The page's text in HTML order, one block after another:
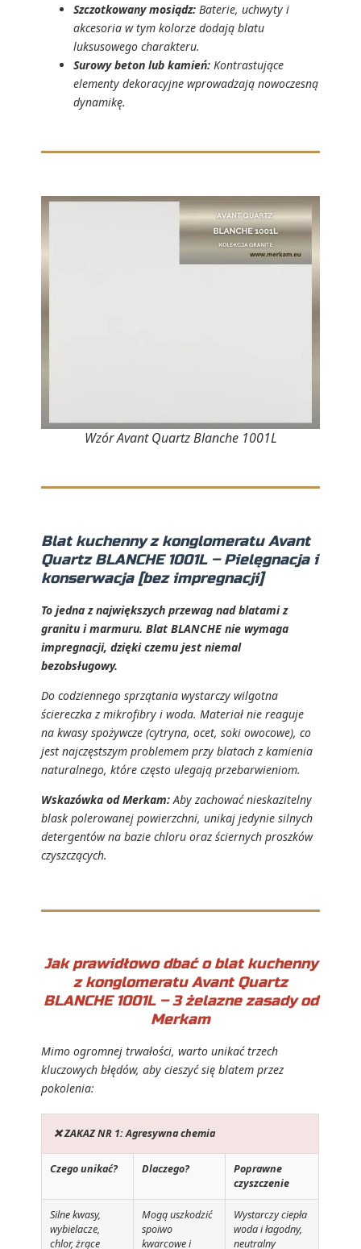
Szczotkowany mosiądz: Baterie, uchwyty i
akcesoria w tym kolorze dodają blatu
luksusowego charakteru.
Surowy beton lub kamień: Kontrastujące
elementy dekoracyjne wprowadzają nowoczesną
dynamikę.
Wzór Avant Quartz Blanche 1001L
Blat kuchenny z konglomeratu Avant
Quartz BLANCHE 1001L – Pielęgnacja i
konserwacja [bez impregnacji]
To jedna z największych przewag nad blatami z
granitu i marmuru. Blat BLANCHE nie wymaga
impregnacji, dzięki czemu jest niemal
bezobsługowy.
Do codziennego sprzątania wystarczy wilgotna
ściereczka z mikrofibry i woda. Materiał nie reaguje
na kwasy spożywcze (cytryna, ocet, soki owocowe), co
jest najczęstszym problemem przy blatach z kamienia
naturalnego, które często ulegają przebarwieniom.
Wskazówka od Merkam:Aby zachować nieskazitelny
blask polerowanej powierzchni, unikaj jedynie silnych
detergentów na bazie chloru oraz ściernych proszków
czyszczących.
Jak prawidłowo dbać o blat kuchenny
z konglomeratu Avant Quartz
BLANCHE 1001L – 3 żelazne zasady od
Merkam
Mimo ogromnej trwałości, warto unikać trzech
kluczowych błędów, aby cieszyć się blatem przez
pokolenia:
❌ ZAKAZ NR 1: Agresywna chemia
Czego unikać? Dlaczego?
Poprawne
czyszczenie
Silne kwasy,
wybielacze,
chlor, żrące
Mogą uszkodzić
spoiwo
kwarcowe i
Wystarczy ciepła
woda i łagodny,
neutralny